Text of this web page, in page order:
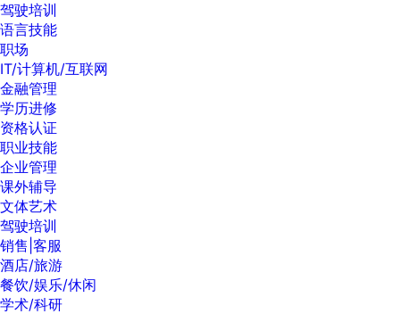
驾驶培训
语言技能
职场
IT/计算机/互联网
金融管理
学历进修
资格认证
职业技能
企业管理
课外辅导
文体艺术
驾驶培训
销售|客服
酒店/旅游
餐饮/娱乐/休闲
学术/科研